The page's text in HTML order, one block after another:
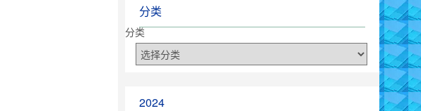
分类
分类
2024